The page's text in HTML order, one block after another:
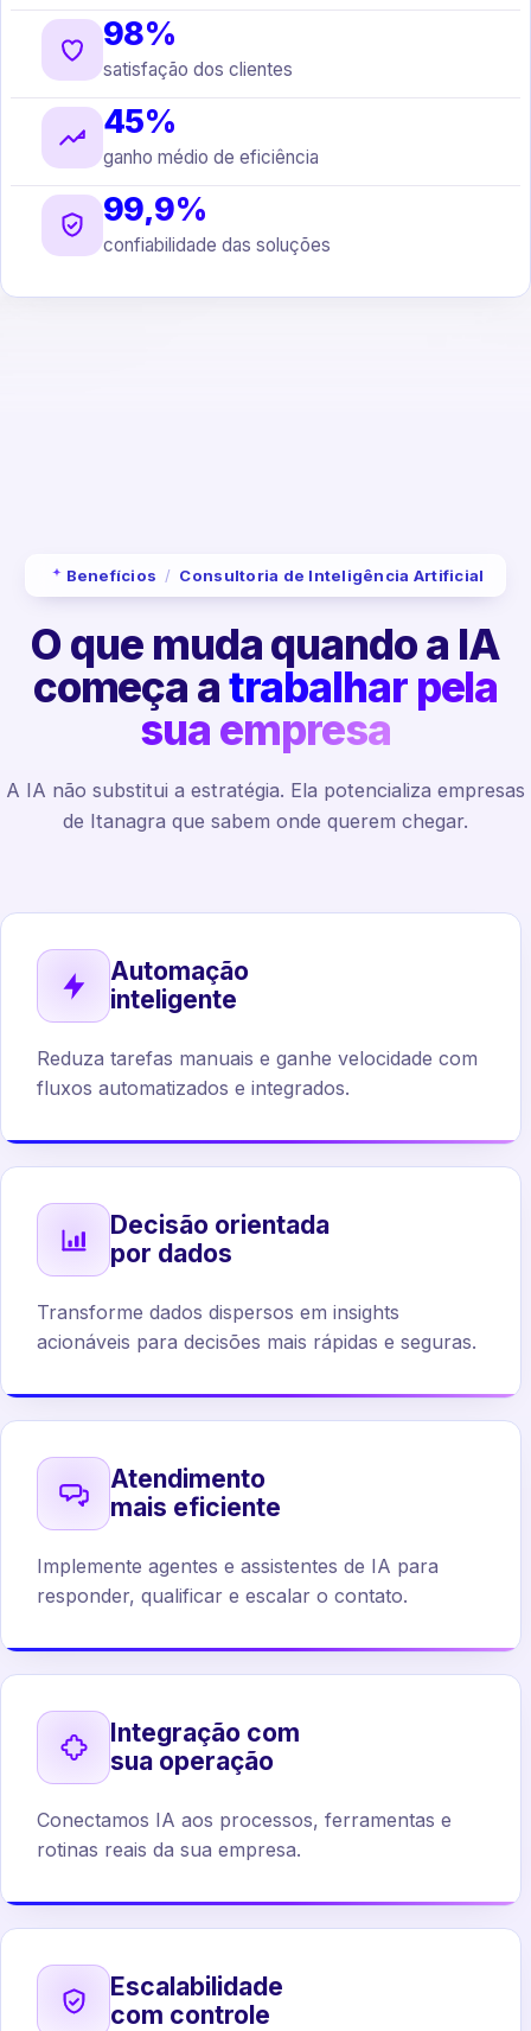
98%
satisfação dos clientes
45%
ganho médio de eficiência
99,9%
confiabilidade das soluções
Benefícios / Consultoria de Inteligência Artificial
O que muda quando a IA
começa atrabalhar pela
sua empresa
A IA não substitui a estratégia. Ela potencializa empresas
de Itanagra que sabem onde querem chegar.
Automação
inteligente
Reduza tarefas manuais e ganhe velocidade com
fluxos automatizados e integrados.
Decisão orientada
por dados
Transforme dados dispersos em insights
acionáveis para decisões mais rápidas e seguras.
Atendimento
mais eficiente
Implemente agentes e assistentes de IA para
responder, qualificar e escalar o contato.
Integração com
sua operação
Conectamos IA aos processos, ferramentas e
rotinas reais da sua empresa.
Escalabilidade
com controle